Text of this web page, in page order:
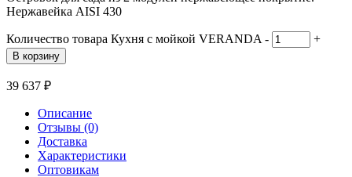
Нержавейка AISI 430
Количество товара Кухня с мойкой VERANDA - +
В корзину
39 637 ₽
Описание
Отзывы (0)
Доставка
Характеристики
Оптовикам